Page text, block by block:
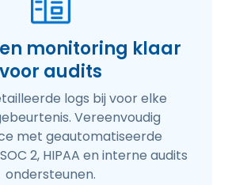
monitoring klaar
voor audits
logs bij voor elke
Vereenvoudig
met geautomatiseerde
2, HIPAA en interne audits
ondersteunen.